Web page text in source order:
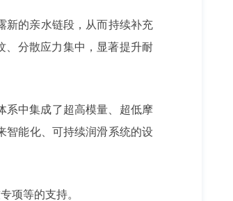
新的亲水链段，从而持续补充
、分散应力集中，显著提升耐
系中集成了超高模量、超低摩
智能化、可持续润滑系统的设
项等的支持。